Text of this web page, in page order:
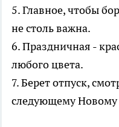
5. Главное, чтобы
не столь важна.
6. Праздничная -
любого цвета.
7. Берет отпуск,
следующему Новому